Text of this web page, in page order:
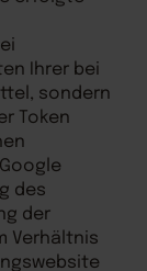
Ihrer bei
sondern
Token
des
der
Verhältnis